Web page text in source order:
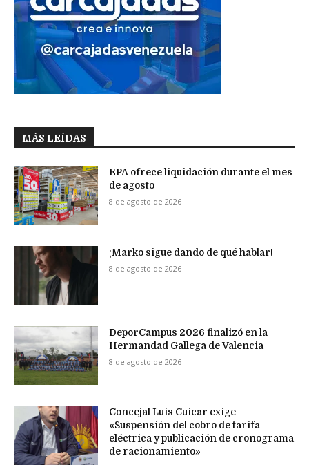
MÁS LEÍDAS
EPA ofrece liquidación durante el mes
de agosto
8 de agosto de 2026
¡Marko sigue dando de qué hablar!
8 de agosto de 2026
DeporCampus 2026 finalizó en la
Hermandad Gallega de Valencia
8 de agosto de 2026
Concejal Luis Cuicar exige
«Suspensión del cobro de tarifa
eléctrica y publicación de cronograma
de racionamiento»